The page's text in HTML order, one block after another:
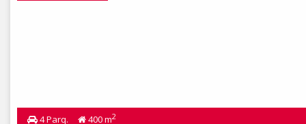
4 Parq. 400 m2